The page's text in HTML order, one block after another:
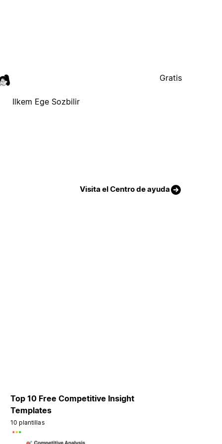
Ilkem Ege Sozbilir
Gratis
Visita el Centro de ayuda
Top 10 Free Competitive Insight
Templates
10 plantillas